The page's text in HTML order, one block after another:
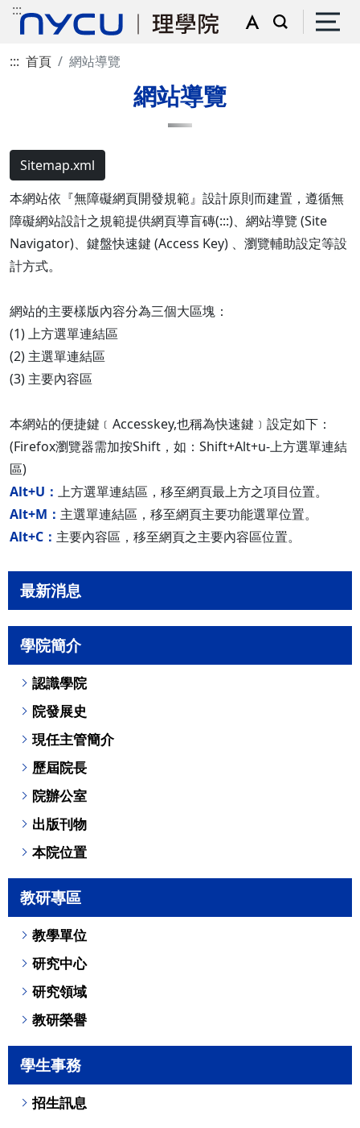
:::
::: 首頁 網站導覽
網站導覽
Sitemap.xml
本網站依『無障礙網頁開發規範』設計原則而建置，遵循無
障礙網站設計之規範提供網頁導盲磚(:::)、網站導覽 (Site
Navigator)、鍵盤快速鍵 (Access Key) 、瀏覽輔助設定等設
計方式。
網站的主要樣版內容分為三個大區塊：
(1) 上方選單連結區
(2) 主選單連結區
(3) 主要內容區
本網站的便捷鍵﹝Accesskey,也稱為快速鍵﹞設定如下：
(Firefox瀏覽器需加按Shift，如：Shift+Alt+u-上方選單連結
區)
Alt+U： 上方選單連結區，移至網頁最上方之項目位置。
Alt+M： 主選單連結區，移至網頁主要功能選單位置。
Alt+C： 主要內容區，移至網頁之主要內容區位置。
最新消息
學院簡介
認識學院
院發展史
現任主管簡介
歷屆院長
院辦公室
出版刊物
本院位置
教研專區
教學單位
研究中心
研究領域
教研榮譽
學生事務
招生訊息